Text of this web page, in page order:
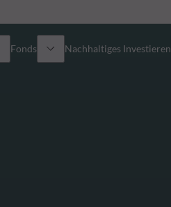
Fonds Nachhaltiges Investieren